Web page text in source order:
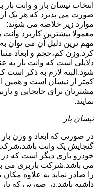
انتخاب نیسان بار و وانت
صورت می پذیرد که هر یک از
موارد زیر خلاصه می شوند:
معمولا بیشترین کاربرد
مهم ترین دلیل آن می توان
کرد.وزن کم،حجم و ابعاد
دلایلی است که وانت بار به
شود.البته لازم به ذکر است
کمتر از نیسان است و همین
مشتریان برای جابجایی و
نمایند.
نیسان بار
در صورتی که ابعاد و وزن
گنجایش یک وانت
خودرو باری دیگر است که در
می باشد.شرکت باربری می
را صادر نماید به علاوه
داشته باشد.در صورتی که